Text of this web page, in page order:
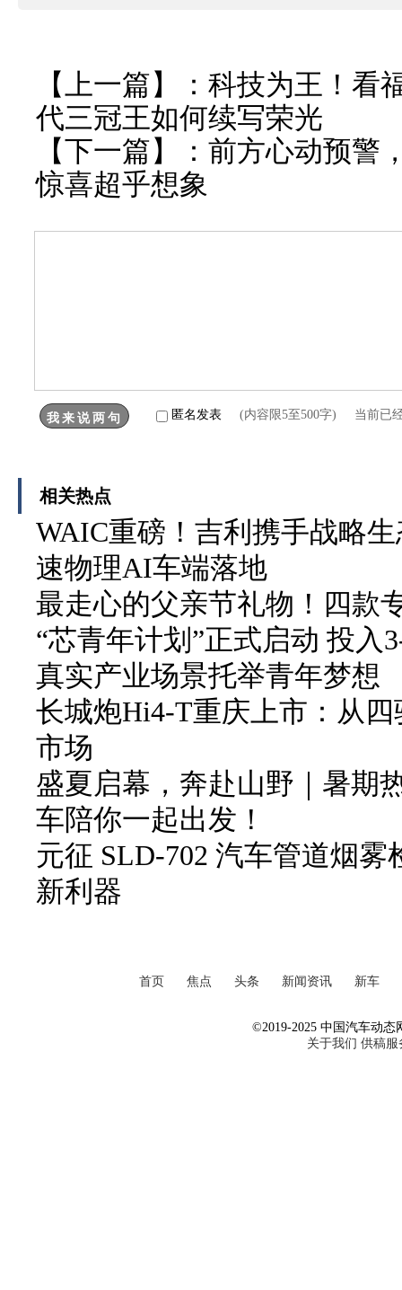
【上一篇】： 科技为王！看
代三冠王如何续写荣光
【下一篇】： 前方心动预警
惊喜超乎想象
匿名发表 (内容限5至500字) 当前已
相关热点
WAIC重磅！吉利携手战略
速物理AI车端落地
最走心的父亲节礼物！四款
“芯青年计划”正式启动 投入
真实产业场景托举青年梦想
长城炮Hi4-T重庆上市：从
市场
盛夏启幕，奔赴山野｜暑期
车陪你一起出发！
元征 SLD-702 汽车管道烟
新利器
首页 焦点 头条 新闻资讯 新车
©2019-2025 中国汽车动态
关于我们 供稿服